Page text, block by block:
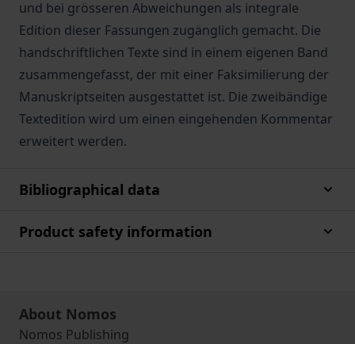
und bei grösseren Abweichungen als integrale
Edition dieser Fassungen zugänglich gemacht. Die
handschriftlichen Texte sind in einem eigenen Band
zusammengefasst, der mit einer Faksimilierung der
Manuskriptseiten ausgestattet ist. Die zweibändige
Textedition wird um einen eingehenden Kommentar
erweitert werden.
Bibliographical data
Product safety information
About Nomos
Nomos Publishing